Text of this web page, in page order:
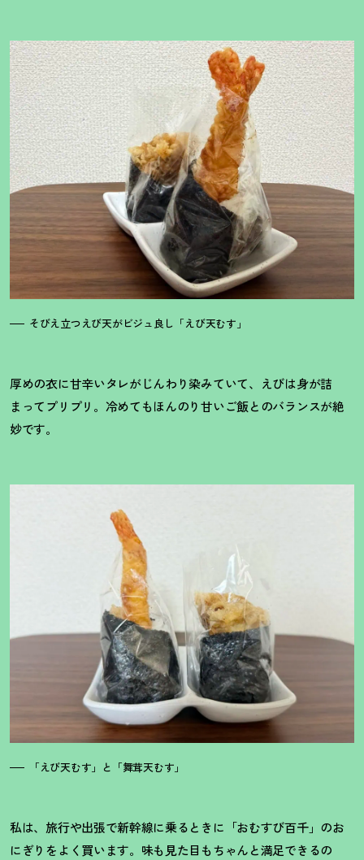
そびえ立つえび天がビジュ良し「えび天むす」
厚めの衣に甘辛いタレがじんわり染みていて、えびは身が詰
まってプリプリ。冷めてもほんのり甘いご飯とのバランスが絶
妙です。
「えび天むす」と「舞茸天むす」
私は、旅行や出張で新幹線に乗るときに「おむすび百千」のお
にぎりをよく買います。味も見た目もちゃんと満足できるの